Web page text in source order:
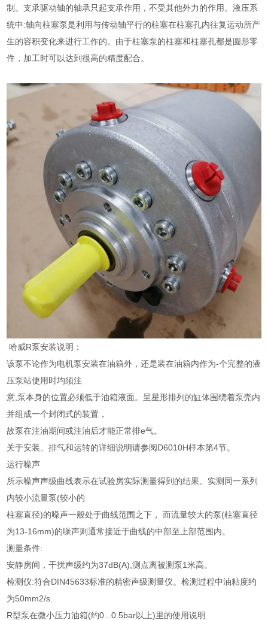
制。支承驱动轴的轴承只起支承作用，不受其他外力的作用。液压系
统中:轴向柱塞泵是利用与传动轴平行的柱塞在柱塞孔内往复运动所产
生的容积变化来进行工作的。由于柱塞泵的柱塞和柱塞孔都是圆形零
件，加工时可以达到很高的精度配合。
哈威R泵安装说明：
该泵不论作为电机泵安装在油箱外，还是装在油箱内作为-个完整的液
压泵站使用时均须注
意,泵本身的位置必须低于油箱液面。呈星形排列的缸体围绕着泵壳内
并组成一个封闭式的装置，
故泵在注油期间或注油后才能正常排e气。
关于安装、排气和运转的详细说明请参阅D6010H样本第4节。
运行噪声
所示噪声声级曲线表示在试验房实际测量得到的结果。实测同一系列
内较小流量泵(较小的
柱塞直径)的噪声一般处于曲线范围之下， 而流量较大的泵(柱塞直径
为13-16mm)的噪声则通常接近于曲线的中部至上部范围内。
测量条件:
安静房间，干扰声级约为37dB(A),测点离被测泵1米高。
检测仪:符合DIN45633标准的精密声级测量仪。检测过程中油粘度约
为50mm2/s.
R型泵在微小压力油箱(约0...0.5bar以上)里的使用说明